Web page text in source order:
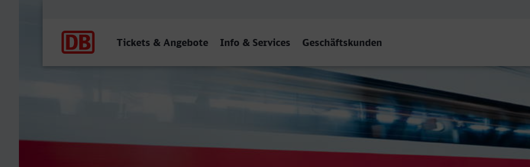
Tickets & Angebote Info & Services Geschäftskunden
Neubrandenburg - Speyer Hbf